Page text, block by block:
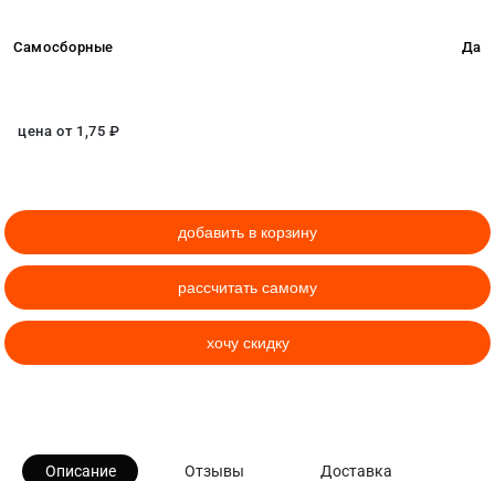
Самосборные Да
цена от 1,75 ₽
добавить в корзину
рассчитать самому
хочу скидку
Описание Отзывы Доставка